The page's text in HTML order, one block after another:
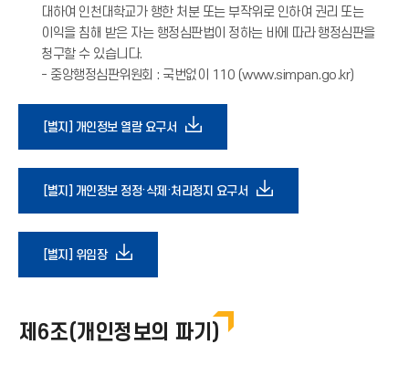
대하여 인천대학교가 행한 처분 또는 부작위로 인하여 권리 또는
이익을 침해 받은 자는 행정심판법이 정하는 바에 따라 행정심판을
청구할 수 있습니다.
- 중앙행정심판위원회 : 국번없이 110 (www.simpan.go.kr)
[별지] 개인정보 열람 요구서 다
운
로
[별지] 개인정보 정정·삭제·처리정지 요구서 다
[별지] 위임장다
로
제6조(개인정보의 파기)